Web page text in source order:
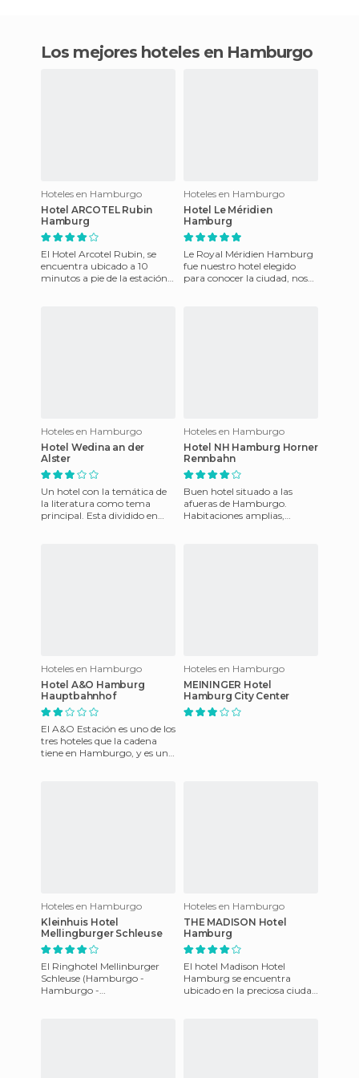
Los mejores hoteles en Hamburgo
Hoteles en Hamburgo
Hotel ARCOTEL Rubin
Hamburg
El Hotel Arcotel Rubin, se
encuentra ubicado a 10
minutos a pie de la estación.
Hoteles en Hamburgo
Hotel Le Méridien
Hamburg
Le Royal Méridien Hamburg
fue nuestro hotel elegido
para conocer la ciudad, nos
Hoteles en Hamburgo
Hotel Wedina an der
Alster
Un hotel con la temática de
la literatura como tema
principal. Esta dividido en
Hoteles en Hamburgo
Hotel NH Hamburg Horner
Rennbahn
Buen hotel situado a las
afueras de Hamburgo.
Habitaciones amplias,
Hoteles en Hamburgo
Hotel A&O Hamburg
Hauptbahnhof
El A&O Estación es uno de los
tres hoteles que la cadena
tiene en Hamburgo, y es un
Hoteles en Hamburgo
MEININGER Hotel
Hamburg City Center
Hoteles en Hamburgo
Kleinhuis Hotel
Mellingburger Schleuse
El Ringhotel Mellinburger
Schleuse (Hamburgo -
Hamburgo -
Hoteles en Hamburgo
THE MADISON Hotel
Hamburg
El hotel Madison Hotel
Hamburg se encuentra
ubicado en la preciosa ciudad